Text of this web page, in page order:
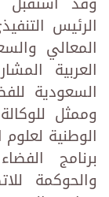
الرئيس
المعالي
العربية
السعودية
وممثل
الوطنية
برنامج
والحوكمة